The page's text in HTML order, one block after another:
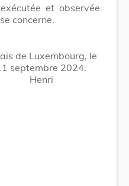
et observée
concerne.
de Luxembourg, le
septembre 2024.
Henri